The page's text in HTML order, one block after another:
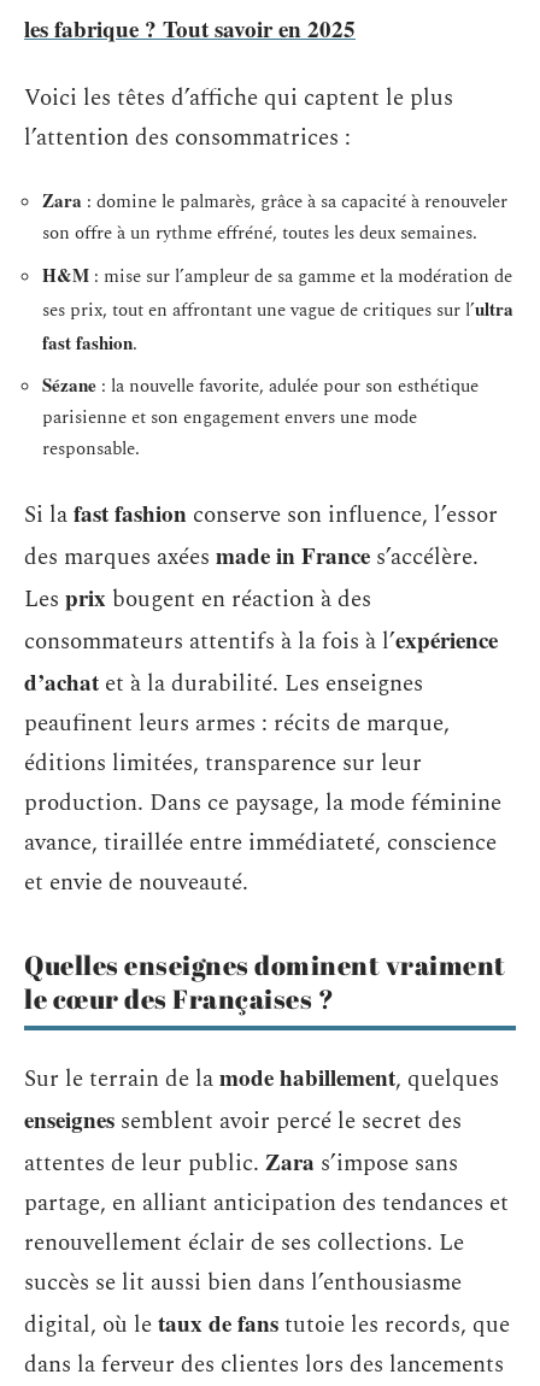
les fabrique ? Tout savoir en 2025
Voici les têtes d’affiche qui captent le plus
l’attention des consommatrices :
Zara : domine le palmarès, grâce à sa capacité à renouveler
son offre à un rythme effréné, toutes les deux semaines.
H&M : mise sur l’ampleur de sa gamme et la modération de
ses prix, tout en affrontant une vague de critiques sur l’ultra
fast fashion.
Sézane : la nouvelle favorite, adulée pour son esthétique
parisienne et son engagement envers une mode
responsable.
Si lafast fashion conserve son influence, l’essor
des marques axées made in France s’accélère.
Les prix bougent en réaction à des
consommateurs attentifs à la fois à l’expérience
d’achat et à la durabilité. Les enseignes
peaufinent leurs armes : récits de marque,
éditions limitées, transparence sur leur
production. Dans ce paysage, la mode féminine
avance, tiraillée entre immédiateté, conscience
et envie de nouveauté.
Quelles enseignes dominent vraiment
le cœur des Françaises ?
Sur le terrain de lamode habillement, quelques
enseignes semblent avoir percé le secret des
attentes de leur public. Zara s’impose sans
partage, en alliant anticipation des tendances et
renouvellement éclair de ses collections. Le
succès se lit aussi bien dans l’enthousiasme
digital, où letaux de fanstutoie les records, que
dans la ferveur des clientes lors des lancements